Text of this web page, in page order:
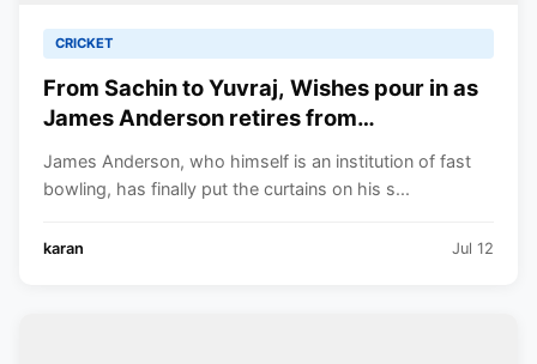
CRICKET
From Sachin to Yuvraj, Wishes pour in as
James Anderson retires from
James Anderson, who himself is an institution of fast
bowling, has finally put the curtains on his s...
karan Jul 12